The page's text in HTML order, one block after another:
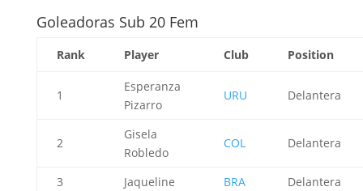
Goleadoras Sub 20 Fem
Rank Player Club Position
1
Esperanza
Pizarro
URU Delantera
2
Gisela
Robledo
COL Delantera
3 Jaqueline BRA
Delantera